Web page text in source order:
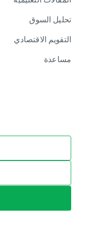
تحليل السوق
التقويم الاقتصادي
مساعدة